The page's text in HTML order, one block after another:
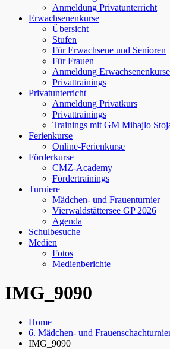
Anmeldung Privatunterricht
Erwachsenenkurse
Übersicht
Stufen
Für Erwachsene und Senioren
Für Frauen
Anmeldung Erwachsenenkurse
Privattrainings
Privatunterricht
Anmeldung Privatkurs
Privattrainings
Trainings mit GM Mihajlo
Ferienkurse
Online-Ferienkurse
Förderkurse
CMZ-Academy
Fördertrainings
Turniere
Mädchen- und Frauenturnier
Vierwaldstättersee GP 2026
Agenda
Schulbesuche
Medien
Fotos
Medienberichte
IMG_9090
Home
6. Mädchen- und
IMG_9090